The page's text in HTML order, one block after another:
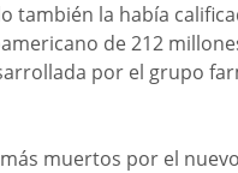
también la había
de 212
por el grupo
muertos por el